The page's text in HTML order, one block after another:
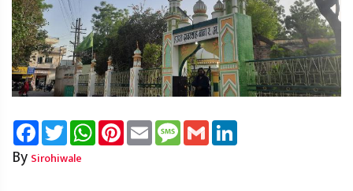
FacebookTwitterWhatsAppPinterest
Email Message
Gmail
By Sirohiwale